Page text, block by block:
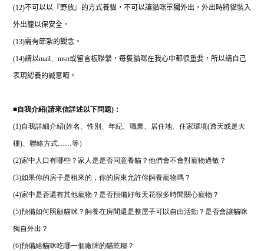
(12)不可以以『野放』的方式養貓，不可以讓貓咪單獨外出，外出時將貓裝入
外出籠以保安全。
(13)需有節紮的觀念。
(14)請以mail、 msn或留言板聯繫，每隻貓咪在我心中都很重要，所以請自己
表現認養的誠意唷。
■自我介紹(請來信詳述以下問題)：
(1)自我詳細介紹(姓名、性別、年紀、職業、居住地、住家環境(透天或是大
樓)、聯絡方式……等）
(2)家中人口有哪些？家人是是否同意養貓？他們會不會對寵物過敏？
(3)如果你的房子是租來的，你的房東允許你飼養寵物嗎？
(4)家中是否還有其他寵物？是否預備好每天花很多時間關心寵物？
(5)預備如何照顧貓咪？飼養在房間還是整屋子可以自由活動？是否會讓貓咪
獨自外出？
(6)預備給貓咪吃哪一個廠牌的貓乾糧？